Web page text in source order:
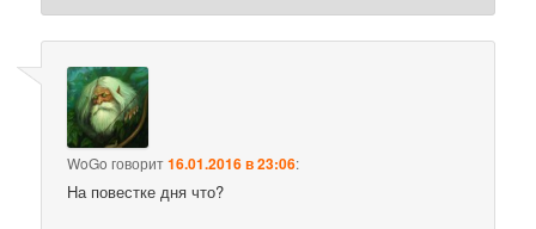
WoGo говорит16.01.2016 в 23:06:
На повестке дня что?